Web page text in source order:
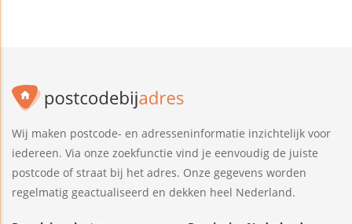
Wij maken postcode- en adresseninformatie inzichtelijk voor
iedereen. Via onze zoekfunctie vind je eenvoudig de juiste
postcode of straat bij het adres. Onze gegevens worden
regelmatig geactualiseerd en dekken heel Nederland.